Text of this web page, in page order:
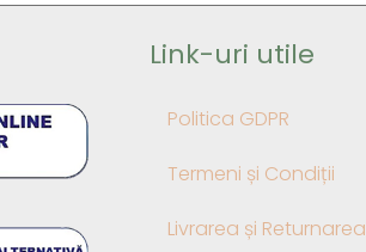
Link-uri utile
Politica GDPR
Termeni și Condiții
Livrarea și Returnarea